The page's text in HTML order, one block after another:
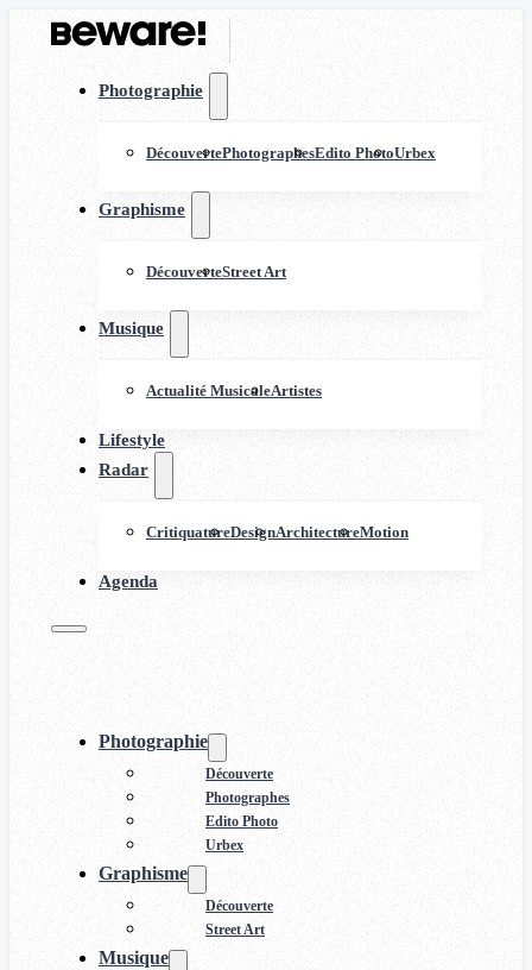
Photographie
DécouvertePhotographesEdito PhotoUrbex
Graphisme
DécouverteStreet Art
Musique
Actualité MusicaleArtistes
Lifestyle
Radar
CritiquatureDesignArchitectureMotion
Agenda
Photographie
Découverte
Photographes
Edito Photo
Urbex
Graphisme
Découverte
Street Art
Musique